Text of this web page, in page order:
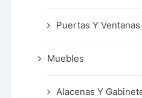
Puertas Y Ventanas
Muebles
Alacenas Y